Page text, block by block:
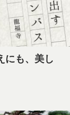
にも、美し